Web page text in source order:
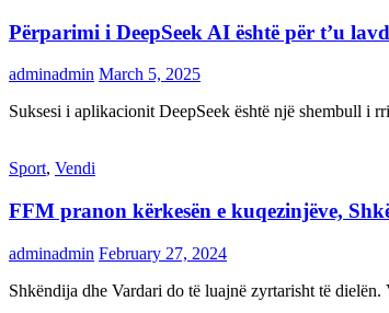
Përparimi i DeepSeek AI është për t’u
adminadmin March 5, 2025
Suksesi i aplikacionit DeepSeek është një shembull
Sport, Vendi
FFM pranon kërkesën e kuqezinjëve,
adminadmin February 27, 2024
Shkëndija dhe Vardari do të luajnë zyrtarisht të